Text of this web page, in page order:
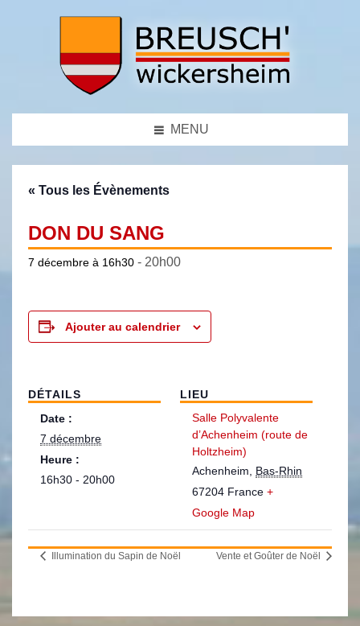
MENU
« Tous les Évènements
DON DU SANG
7 décembre à 16h30 - 20h00
Ajouter au calendrier
DÉTAILS
Date :
7 décembre
Heure :
16h30 - 20h00
LIEU
Salle Polyvalente
d’Achenheim (route de
Holtzheim)
Achenheim
Bas-Rhin
67204 France +
Google Map
Illumination du Sapin de Noël Vente et Goûter de Noël